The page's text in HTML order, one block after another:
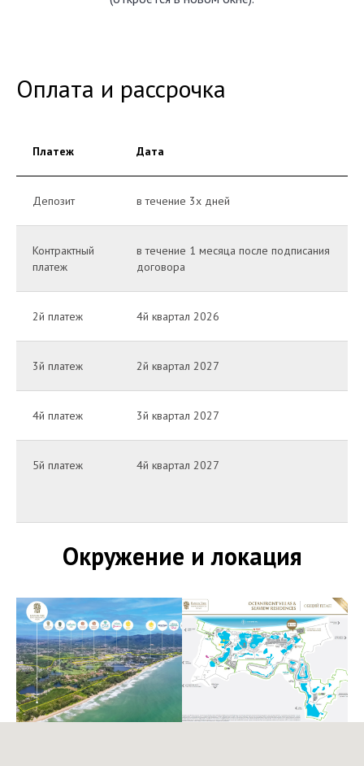
Оплата и рассрочка
Платеж Дата
Депозит в течение 3х дней
Контрактный
платеж
в течение 1 месяца после подписания
договора
2й платеж 4й квартал 2026
3й платеж 2й квартал 2027
4й платеж 3й квартал 2027
5й платеж 4й квартал 2027
Окружение и локация